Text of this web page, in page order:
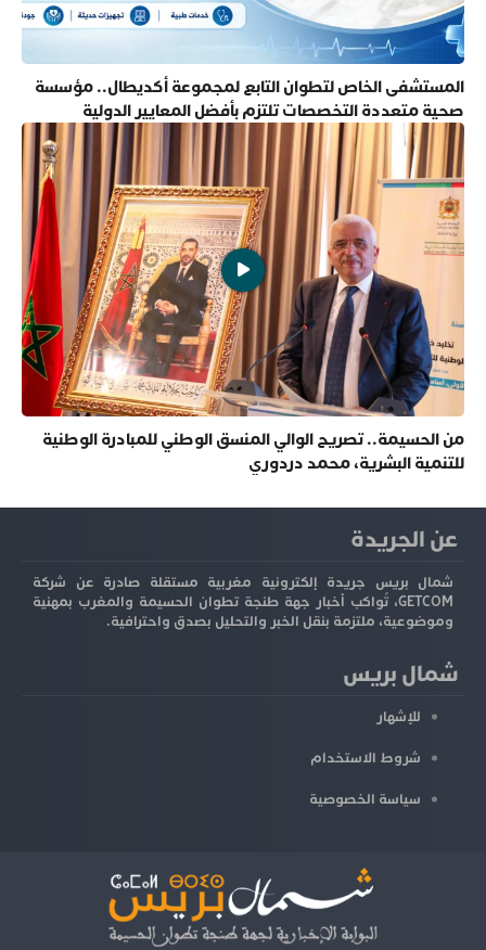
المستشفى الخاص لتطوان التابع لمجموعة أكديطال.. مؤسسة
صحية متعددة التخصصات تلتزم بأفضل المعايير الدولية
من الحسيمة.. تصريح الوالي المنسق الوطني للمبادرة الوطنية
للتنمية البشرية، محمد دردوري
عن الجريدة
شمال بريس جريدة إلكترونية مغربية مستقلة صادرة عن شركة
GETCOM، تُواكب أخبار جهة طنجة تطوان الحسيمة والمغرب بمهنية
وموضوعية، ملتزمة بنقل الخبر والتحليل بصدق واحترافية.
شمال بريس
للإشهار
شروط الاستخدام
سياسة الخصوصية